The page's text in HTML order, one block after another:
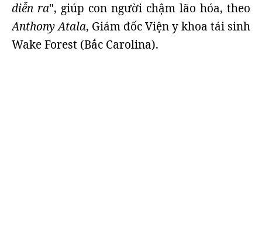
diễn ra", giúp con người chậm lão hóa, theo
Anthony Atala, Giám đốc Viện y khoa tái sinh
Wake Forest (Bắc Carolina).